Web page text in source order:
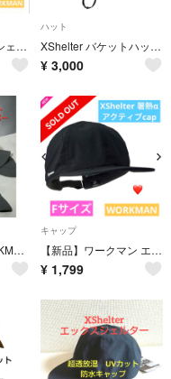
【新品】エックスシェルター暑熱αハットシェード付き ブラック ワークマン
ハット
XShelter バケットハット 遮熱 UVカット アウトドア
¥ 3,000
未使用 2026 WORKMAN マルチファンクションハット 黒 撥水 UV シェード付 2個セット 即発送
キャップ
【新品】ワークマン エックスシェルター 暑熱キャップ ブラック 帽子 黒 人気
¥ 1,799